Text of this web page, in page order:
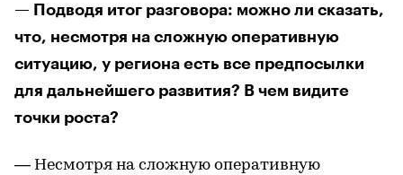
— Подводя итог разговора: можно ли сказать,
что, несмотря на сложную оперативную
ситуацию, у региона есть все предпосылки
для дальнейшего развития? В чем видите
точки роста?
— Несмотря на сложную оперативную